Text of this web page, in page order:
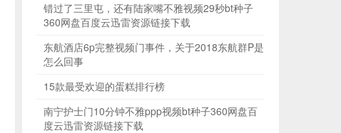
错过了三里屯，还有陆家嘴不雅视频29秒bt种子
360网盘百度云迅雷资源链接下载
东航酒店6p完整视频门事件，关于2018东航群P是
怎么回事
15款最受欢迎的蛋糕排行榜
南宁护士门10分钟不雅ppp视频bt种子360网盘百
度云迅雷资源链接下载